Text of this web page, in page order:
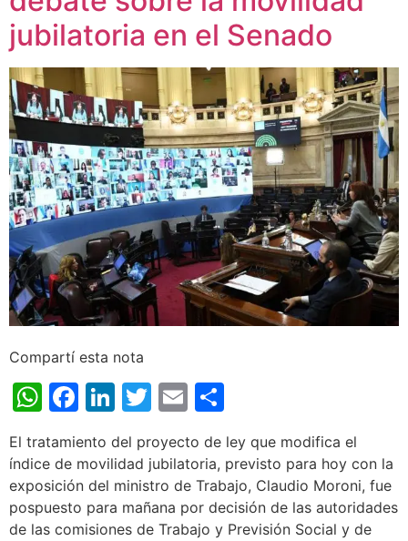
jubilatoria en el Senado
Compartí esta nota
WhatsApp
Facebook
LinkedIn
Twitter
Email
El tratamiento del proyecto de ley que modifica el
índice de movilidad jubilatoria, previsto para hoy con la
exposición del ministro de Trabajo, Claudio Moroni, fue
pospuesto para mañana por decisión de las autoridades
de las comisiones de Trabajo y Previsión Social y de